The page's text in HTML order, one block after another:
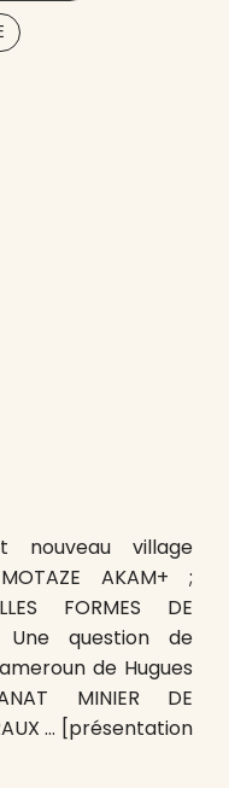
nouveau village
AKAM+ ;
FORMES DE
: Une question de
de Hugues
MINIER DE
… [présentation